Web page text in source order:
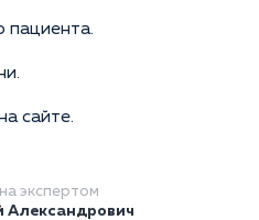
пациента.
сайте.
экспертом
Александрович